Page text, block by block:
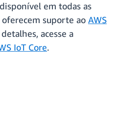
em todas as
oferecem suporte ao AWS
acesse a
IoT Core.